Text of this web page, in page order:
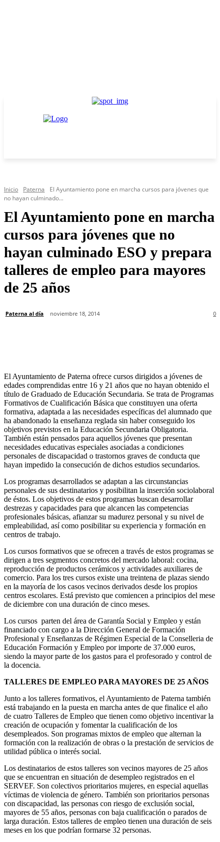
Inicio Paterna
El Ayuntamiento pone en marcha cursos para jóvenes que
no hayan culminado...
El Ayuntamiento pone en marcha
cursos para jóvenes que no
hayan culminado ESO y prepara
talleres de empleo para mayores
de 25 años
Paterna al día noviembre 18, 2014 0
El Ayuntamiento de Paterna ofrece cursos dirigidos a jóvenes de
edades comprendidas entre 16 y 21 años que no hayan obtenido el
título de Graduado de Educación Secundaria. Se trata de Programas
Formativos de Cualificación Básica que constituyen una oferta
formativa, adaptada a las necesidades específicas del alumnado que
ha abandonado la enseñanza reglada sin haber conseguido los
objetivos previstos en la Educación Secundaria Obligatoria.
También están pensados para aquellos jóvenes que presentan
necesidades educativas especiales asociadas a condiciones
personales de discapacidad o trastornos graves de conducta que
hayan impedido la consecución de dichos estudios secundarios.
Los programas desarrollados se adaptan a las circunstancias
personales de sus destinatarios y posibilitan la inserción sociolaboral
de éstos. Los objetivos de estos programas buscan desarrollar
destrezas y capacidades para que alcancen las competencias
profesionales básicas, afianzar su madurez personal y su nivel de
empleabilidad, así como posibilitar su experiencia y formación en
centros de trabajo.
Los cursos formativos que se ofrecen a través de estos programas se
dirigen a tres segmentos concretos del mercado laboral: cocina,
reproducción de productos cerámicos y actividades auxiliares de
comercio. Para los tres cursos existe una treintena de plazas siendo
en la mayoría de los casos vecinos derivados desde los propios
centros escolares. Está previsto que comiencen a principios del mese
de diciembre con una duración de cinco meses.
Los cursos parten del área de Garantía Social y Empleo y están
financiado con cargo a la Dirección General de Formación
Profesional y Enseñanzas de Régimen Especial de la Conselleria de
Educación Formación y Empleo por importe de 37.000 euros,
siendo la mayor parte de los gastos para el profesorado y control de
la docencia.
TALLERES DE EMPLEO PARA MAYORES DE 25 AÑOS
Junto a los talleres formativos, el Ayuntamiento de Paterna también
está trabajando en la puesta en marcha antes de que finalice el año
de cuatro Talleres de Empleo que tienen como objetivo incentivar la
creación de ocupación y fomentar la cualificación de los
desempleados. Son programas mixtos de empleo que alternan la
formación con la realización de obras o la prestación de servicios de
utilidad pública o interés social.
Los destinatarios de estos talleres son vecinos mayores de 25 años
que se encuentran en situación de desempleo registrados en el
SERVEF. Son colectivos prioritarios mujeres, en especial aquellas
víctimas de violencia de género. También son prioritarios personas
con discapacidad, las personas con riesgo de exclusión social,
mayores de 55 años, personas con baja cualificación o parados de
larga duración. Estos talleres de empleo tienen una duración de seis
meses en los que podrían formarse 32 personas.